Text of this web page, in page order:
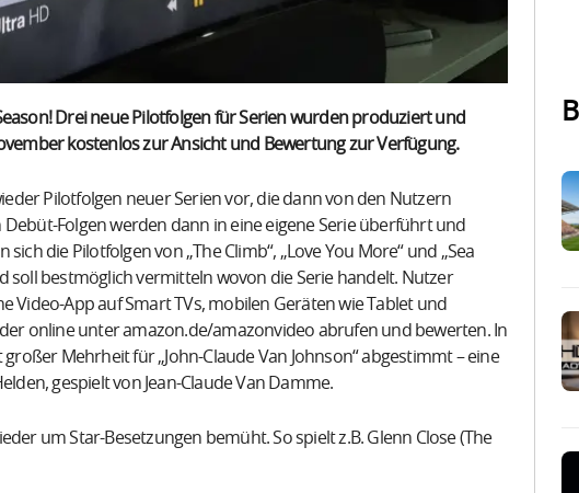
Drei neue Pilotfolgen für Serien wurden produziert und
kostenlos zur Ansicht und Bewertung zur Verfügung.
Pilotfolgen neuer Serien vor, die dann von den Nutzern
Folgen werden dann in eine eigene Serie überführt und
die Pilotfolgen von „The Climb“, „Love You More“ und „Sea
soll bestmöglich vermitteln wovon die Serie handelt. Nutzer
Video-App auf Smart TVs, mobilen Geräten wie Tablet und
online unter amazon.de/amazonvideo abrufen und bewerten. In
Mehrheit für „John-Claude Van Johnson“ abgestimmt – eine
gespielt von Jean-Claude Van Damme.
um Star-Besetzungen bemüht. So spielt z.B. Glenn Close (The